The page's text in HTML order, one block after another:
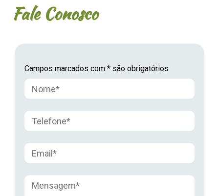
Fale Conosco
Campos marcados com * são obrigatórios